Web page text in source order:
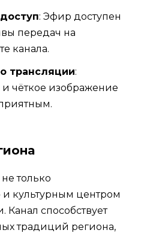
: Эфир доступен
передач на
канала.
трансляции:
чёткое изображение
только
культурным центром
Канал способствует
традиций региона,